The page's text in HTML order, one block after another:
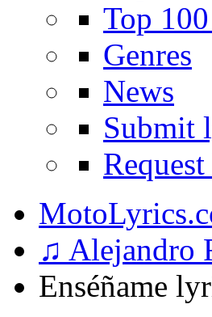
Top
Genres
News
Submit
♫ Alejandro
Enséñame